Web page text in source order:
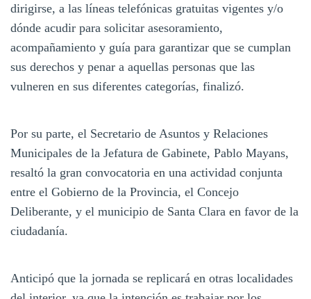
dirigirse, a las líneas telefónicas gratuitas vigentes y/o
dónde acudir para solicitar asesoramiento,
acompañamiento y guía para garantizar que se cumplan
sus derechos y penar a aquellas personas que las
vulneren en sus diferentes categorías, finalizó.
Por su parte, el Secretario de Asuntos y Relaciones
Municipales de la Jefatura de Gabinete, Pablo Mayans,
resaltó la gran convocatoria en una actividad conjunta
entre el Gobierno de la Provincia, el Concejo
Deliberante, y el municipio de Santa Clara en favor de la
ciudadanía.
Anticipó que la jornada se replicará en otras localidades